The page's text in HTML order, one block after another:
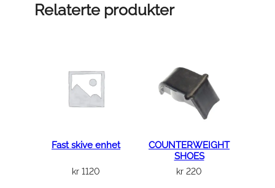
Relaterte produkter
Fast skive enhet
kr 1120
COUNTERWEIGHT
SHOES
kr 220